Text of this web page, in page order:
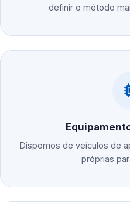
definir o método
Dispomos de veículos de
próprias